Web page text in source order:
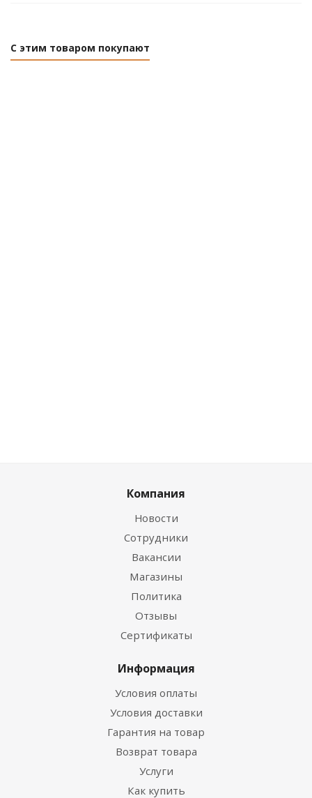
С этим товаром покупают
Компания
Новости
Сотрудники
Вакансии
Магазины
Политика
Отзывы
Сертификаты
Информация
Условия оплаты
Условия доставки
Гарантия на товар
Возврат товара
Услуги
Как купить